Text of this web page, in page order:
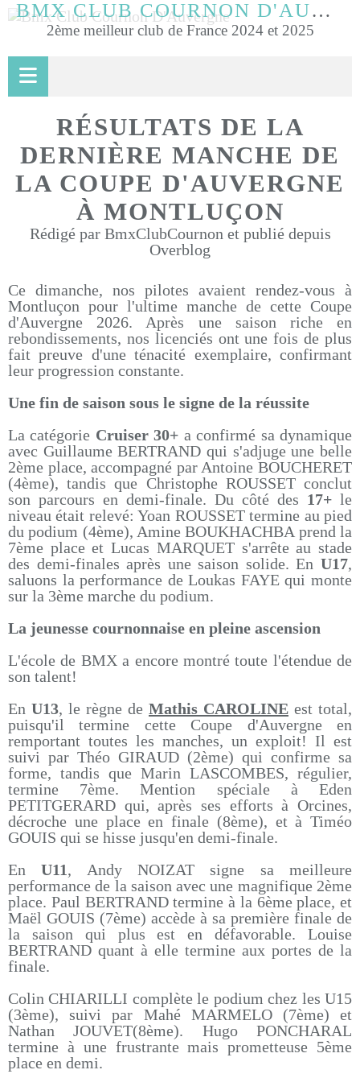
BMX CLUB COURNON D'AUVERGNE
2ème meilleur club de France 2024 et 2025
RÉSULTATS DE LA
DERNIÈRE MANCHE DE
LA COUPE D'AUVERGNE
À MONTLUÇON
Rédigé par BmxClubCournon et publié depuis
Overblog
Ce dimanche, nos pilotes avaient rendez-vous à
Montluçon pour l'ultime manche de cette Coupe
d'Auvergne 2026. Après une saison riche en
rebondissements, nos licenciés ont une fois de plus
fait preuve d'une ténacité exemplaire, confirmant
leur progression constante.
Une fin de saison sous le signe de la réussite
La catégorie Cruiser 30+ a confirmé sa dynamique
avec Guillaume BERTRAND qui s'adjuge une belle
2ème place, accompagné par Antoine BOUCHERET
(4ème), tandis que Christophe ROUSSET conclut
son parcours en demi-finale. Du côté des 17+ le
niveau était relevé: Yoan ROUSSET termine au pied
du podium (4ème), Amine BOUKHACHBA prend la
7ème place et Lucas MARQUET s'arrête au stade
des demi-finales après une saison solide. En U17,
saluons la performance de Loukas FAYE qui monte
sur la 3ème marche du podium.
La jeunesse cournonnaise en pleine ascension
L'école de BMX a encore montré toute l'étendue de
son talent!
En U13, le règne de Mathis CAROLINE est total,
puisqu'il termine cette Coupe d'Auvergne en
remportant toutes les manches, un exploit! Il est
suivi par Théo GIRAUD (2ème) qui confirme sa
forme, tandis que Marin LASCOMBES, régulier,
termine 7ème. Mention spéciale à Eden
PETITGERARD qui, après ses efforts à Orcines,
décroche une place en finale (8ème), et à Timéo
GOUIS qui se hisse jusqu'en demi-finale.
EnU11, Andy NOIZAT signe sa meilleure
performance de la saison avec une magnifique 2ème
place. Paul BERTRAND termine à la 6ème place, et
Maël GOUIS (7ème) accède à sa première finale de
la saison qui plus est en défavorable. Louise
BERTRAND quant à elle termine aux portes de la
finale.
Colin CHIARILLI complète le podium chez les U15
(3ème), suivi par Mahé MARMELO (7ème) et
Nathan JOUVET(8ème). Hugo PONCHARAL
termine à une frustrante mais prometteuse 5ème
place en demi.